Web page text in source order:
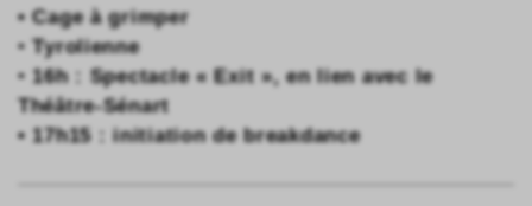
• Cage à grimper
•Tyrolienne
• 16h : Spectacle « Exit », en lien avec le
Théâtre-Sénart
• 17h15 : initiation de breakdance